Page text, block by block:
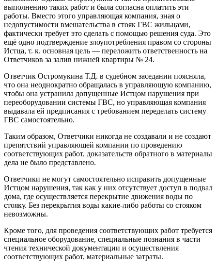
выполнению таких работ и была согласна оплатить эти
работы. Вместо этого управляющая компания, зная о
недопустимости вмешательства в стояк ГВС жильцами,
фактически требует это сделать с помощью решения суда. Это
ещё одно подтверждение злоупотребления правом со стороны
Истца, т. к. основная цель — переложить ответственность на
Ответчиков за залив нижней квартиры № 24.
Ответчик Остромукина Т.Д. в судебном заседании поясняла,
что она неоднократно обращалась в управляющую компанию,
чтобы она устранила допущенные Истцом нарушения при
переоборудовании системы ГВС, но управляющая компания
выдавала ей предписания с требованием переделать систему
ГВС самостоятельно.
Таким образом, Ответчики никогда не создавали и не создают
препятствий управляющей компании по проведению
соответствующих работ, доказательств обратного в материалы
дела не было представлено.
Ответчики не могут самостоятельно исправить допущенные
Истцом нарушения, так как у них отсутствует доступ в подвал
дома, где осуществляется перекрытие движения воды по
стояку. Без перекрытия воды какие-либо работы со стояком
невозможны.
Кроме того, для проведения соответствующих работ требуется
специальное оборудование, специальные познания в части
чтения технической документации и осуществления
соответствующих работ, материальные затраты.